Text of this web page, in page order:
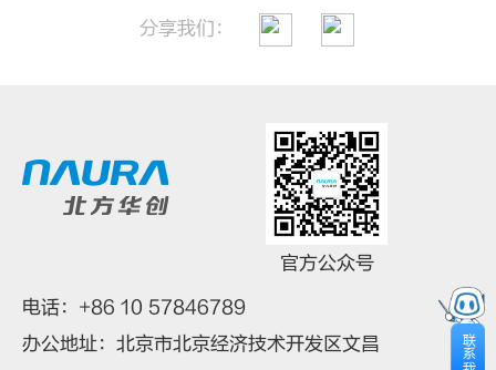
分享我们：
微信扫一扫
电话：+86 10 57846789
办公地址：北京市北京经济技术开发区文昌
官方公众号
联
系